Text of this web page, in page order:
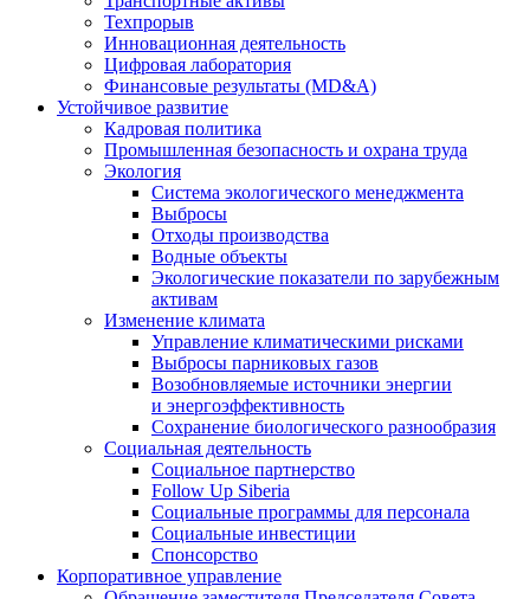
Техпрорыв
Инновационная деятельность
Цифровая лаборатория
Финансовые результаты (MD&A)
Устойчивое развитие
Кадровая политика
Промышленная безопасность и охрана труда
Экология
Система экологического менеджмента
Выбросы
Отходы производства
Водные объекты
Экологические показатели по зарубежным
активам
Изменение климата
Управление климатическими рисками
Выбросы парниковых газов
Возобновляемые источники энергии
и энергоэффективность
Сохранение биологического разнообразия
Социальная деятельность
Социальное партнерство
Follow Up Siberia
Социальные программы для персонала
Социальные инвестиции
Спонсорство
Корпоративное управление